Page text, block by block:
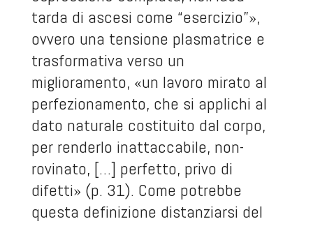
tarda di ascesi come “esercizio”»,
ovvero una tensione plasmatrice e
trasformativa verso un
miglioramento, «un lavoro mirato al
perfezionamento, che si applichi al
dato naturale costituito dal corpo,
per renderlo inattaccabile, non-
rovinato, […] perfetto, privo di
difetti» (p. 31). Come potrebbe
questa definizione distanziarsi del